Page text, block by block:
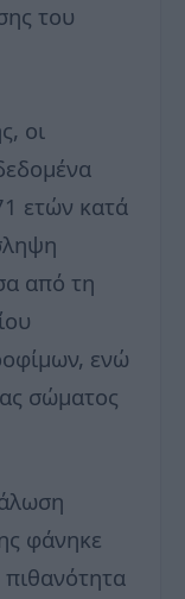
του
οι
ετών κατά
από τη
ενώ
σώματος
φάνηκε
πιθανότητα